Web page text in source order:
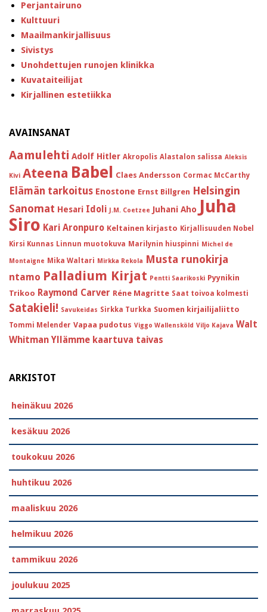
Perjantairuno
Kulttuuri
Maailmankirjallisuus
Sivistys
Unohdettujen runojen klinikka
Kuvataiteilijat
Kirjallinen estetiikka
AVAINSANAT
Aamulehti Adolf Hitler Akropolis Alastalon salissa Aleksis
Kivi Ateena Babel Claes Andersson Cormac McCarthy
Elämän tarkoitus Enostone Ernst Billgren Helsingin
Sanomat Hesari Idoli J.M. Coetzee Juhani Aho Juha
Siro Kari Aronpuro Keltainen kirjasto Kirjallisuuden Nobel
Kirsi Kunnas Linnun muotokuva Marilynin hiuspinni Michel de
Montaigne Mika Waltari Mirkka Rekola Musta runokirja
ntamo Palladium Kirjat Pentti Saarikoski Pyynikin
Trikoo Raymond Carver Réne Magritte Saat toivoa kolmesti
Satakieli! Savukeidas Sirkka Turkka Suomen kirjailijaliitto
Tommi Melender Vapaa pudotus Viggo Wallensköld Viljo Kajava Walt
Whitman Yllämme kaartuva taivas
ARKISTOT
heinäkuu 2026
kesäkuu 2026
toukokuu 2026
huhtikuu 2026
maaliskuu 2026
helmikuu 2026
tammikuu 2026
joulukuu 2025